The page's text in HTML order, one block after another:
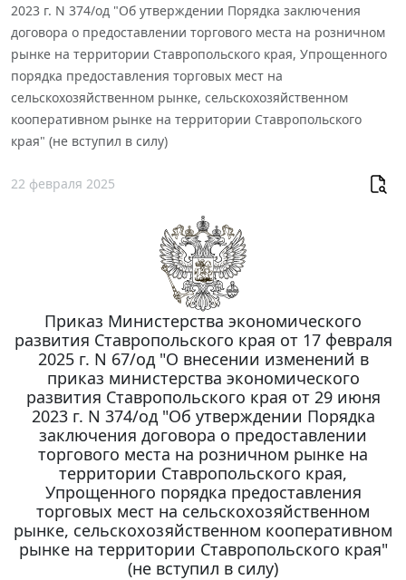
2023 г. N 374/од "Об утверждении Порядка заключения
договора о предоставлении торгового места на розничном
рынке на территории Ставропольского края, Упрощенного
порядка предоставления торговых мест на
сельскохозяйственном рынке, сельскохозяйственном
кооперативном рынке на территории Ставропольского
края" (не вступил в силу)
22 февраля 2025
Приказ Министерства экономического
развития Ставропольского края от 17 февраля
2025 г. N 67/од "О внесении изменений в
приказ министерства экономического
развития Ставропольского края от 29 июня
2023 г. N 374/од "Об утверждении Порядка
заключения договора о предоставлении
торгового места на розничном рынке на
территории Ставропольского края,
Упрощенного порядка предоставления
торговых мест на сельскохозяйственном
рынке, сельскохозяйственном кооперативном
рынке на территории Ставропольского края"
(не вступил в силу)